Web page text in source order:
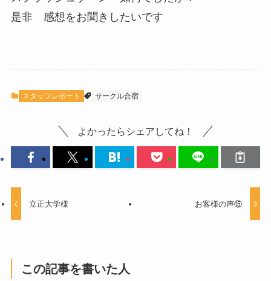
是非 感想をお聞きしたいです
スタッフレポート サークル合宿
よかったらシェアしてね！
立正大学様 お客様の声⑮
この記事を書いた人